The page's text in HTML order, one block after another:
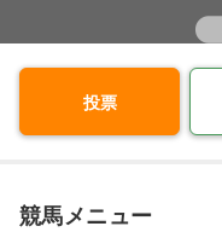
投票
競馬メニュー